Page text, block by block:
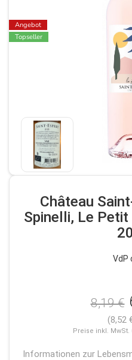
Angebot
Topseller
Château
Spinelli, Le
VdP
8,19 €
(8,52
Preise inkl. MwSt.
Informationen zur